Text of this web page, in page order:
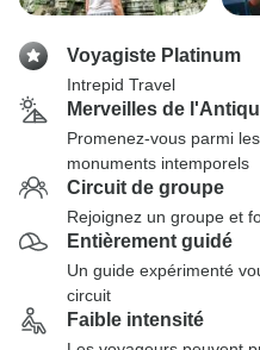
Voyagiste Platinum
Intrepid Travel
Merveilles de
Promenez-vous parmi
monuments intemporels
Circuit de groupe
Rejoignez un groupe et
Entièrement guidé
Un guide expérimenté
circuit
Faible intensité